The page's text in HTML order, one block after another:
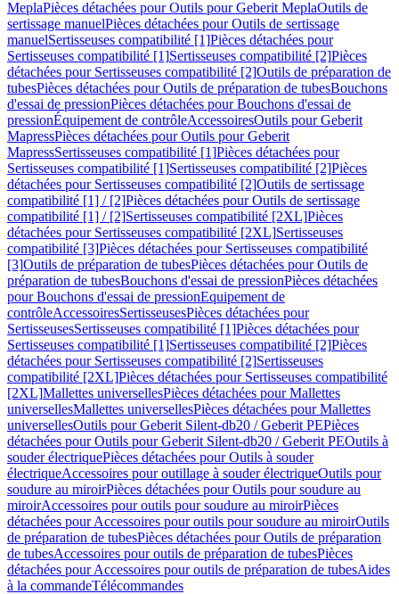
MeplaPièces détachées pour Outils pour Geberit MeplaOutils de
sertissage manuelPièces détachées pour Outils de sertissage
manuelSertisseuses compatibilité [1]Pièces détachées pour
Sertisseuses compatibilité [1]Sertisseuses compatibilité [2]Pièces
détachées pour Sertisseuses compatibilité [2]Outils de préparation de
tubesPièces détachées pour Outils de préparation de tubesBouchons
d'essai de pressionPièces détachées pour Bouchons d'essai de
pressionÉquipement de contrôleAccessoiresOutils pour Geberit
MapressPièces détachées pour Outils pour Geberit
MapressSertisseuses compatibilité [1]Pièces détachées pour
Sertisseuses compatibilité [1]Sertisseuses compatibilité [2]Pièces
détachées pour Sertisseuses compatibilité [2]Outils de sertissage
compatibilité [1] / [2]Pièces détachées pour Outils de sertissage
compatibilité [1] / [2]Sertisseuses compatibilité [2XL]Pièces
détachées pour Sertisseuses compatibilité [2XL]Sertisseuses
compatibilité [3]Pièces détachées pour Sertisseuses compatibilité
[3]Outils de préparation de tubesPièces détachées pour Outils de
préparation de tubesBouchons d'essai de pressionPièces détachées
pour Bouchons d'essai de pressionEquipement de
contrôleAccessoiresSertisseusesPièces détachées pour
SertisseusesSertisseuses compatibilité [1]Pièces détachées pour
Sertisseuses compatibilité [1]Sertisseuses compatibilité [2]Pièces
détachées pour Sertisseuses compatibilité [2]Sertisseuses
compatibilité [2XL]Pièces détachées pour Sertisseuses compatibilité
[2XL]Mallettes universellesPièces détachées pour Mallettes
universellesMallettes universellesPièces détachées pour Mallettes
universellesOutils pour Geberit Silent-db20 / Geberit PEPièces
détachées pour Outils pour Geberit Silent-db20 / Geberit PEOutils à
souder électriquePièces détachées pour Outils à souder
électriqueAccessoires pour outillage à souder électriqueOutils pour
soudure au miroirPièces détachées pour Outils pour soudure au
miroirAccessoires pour outils pour soudure au miroirPièces
détachées pour Accessoires pour outils pour soudure au miroirOutils
de préparation de tubesPièces détachées pour Outils de préparation
de tubesAccessoires pour outils de préparation de tubesPièces
détachées pour Accessoires pour outils de préparation de tubesAides
à la commandeTélécommandes